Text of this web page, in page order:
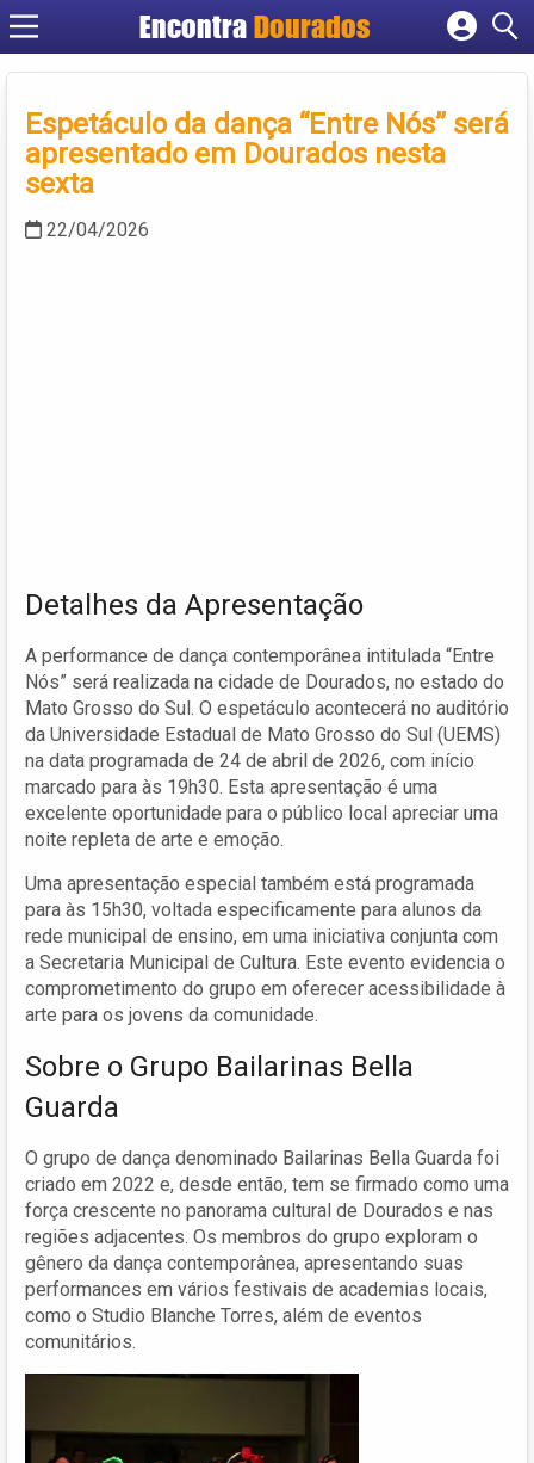
EncontraDourados
Cadastrar empresa
Criar conta
Espetáculo da dança “Entre Nós” será
apresentado em Dourados nesta
sexta
22/04/2026
Detalhes da Apresentação
A performance de dança contemporânea intitulada “Entre
Nós” será realizada na cidade de Dourados, no estado do
Mato Grosso do Sul. O espetáculo acontecerá no auditório
da Universidade Estadual de Mato Grosso do Sul (UEMS)
na data programada de 24 de abril de 2026, com início
marcado para às 19h30. Esta apresentação é uma
excelente oportunidade para o público local apreciar uma
noite repleta de arte e emoção.
Uma apresentação especial também está programada
para às 15h30, voltada especificamente para alunos da
rede municipal de ensino, em uma iniciativa conjunta com
a Secretaria Municipal de Cultura. Este evento evidencia o
comprometimento do grupo em oferecer acessibilidade à
arte para os jovens da comunidade.
Sobre o Grupo Bailarinas Bella
Guarda
O grupo de dança denominado Bailarinas Bella Guarda foi
criado em 2022 e, desde então, tem se firmado como uma
força crescente no panorama cultural de Dourados e nas
regiões adjacentes. Os membros do grupo exploram o
gênero da dança contemporânea, apresentando suas
performances em vários festivais de academias locais,
como o Studio Blanche Torres, além de eventos
comunitários.